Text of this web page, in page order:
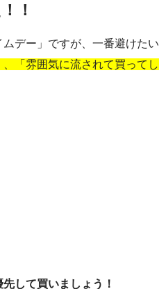
！
デー」ですが、一番避けたい
、「雰囲気に流されて買ってし
して買いましょう！